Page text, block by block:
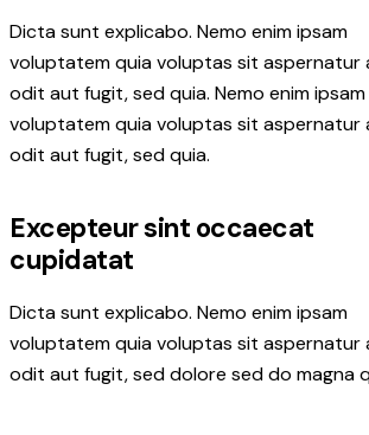
Dicta sunt explicabo. Nemo enim ipsam
voluptatem quia voluptas sit aspernatur
odit aut fugit, sed quia. Nemo enim ipsam
voluptatem quia voluptas sit aspernatur
odit aut fugit, sed quia.
Excepteur sint occaecat
cupidatat
Dicta sunt explicabo. Nemo enim ipsam
voluptatem quia voluptas sit aspernatur
odit aut fugit, sed dolore sed do magna